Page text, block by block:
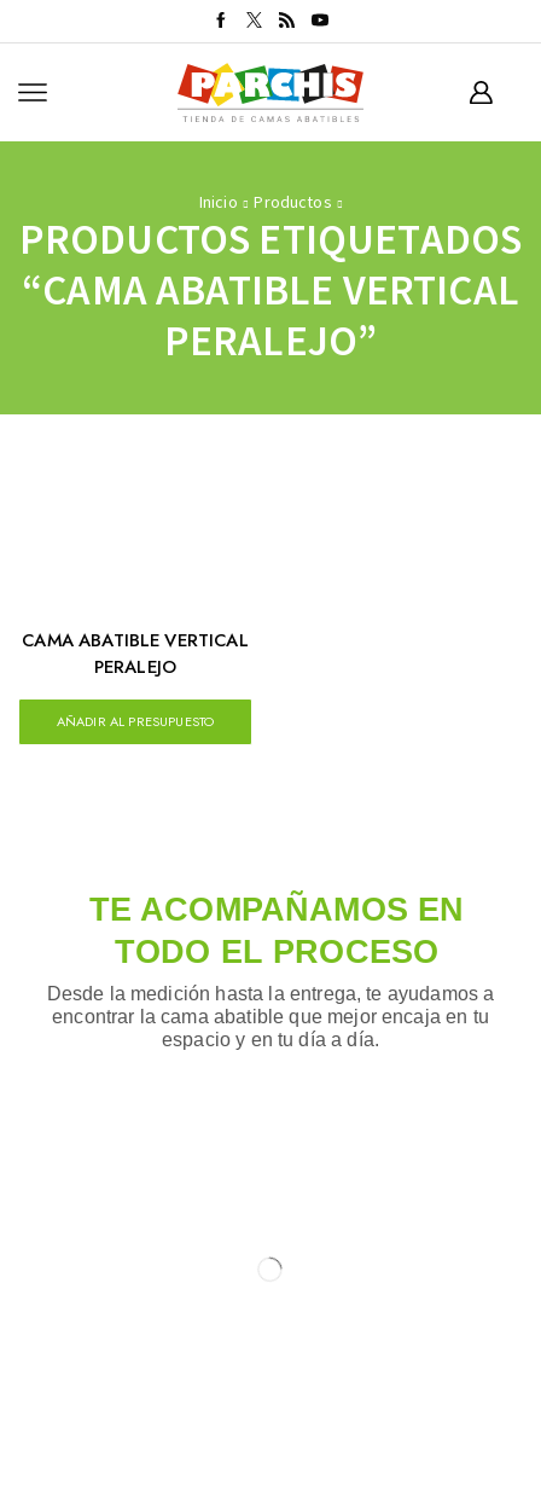
Inicio Productos
PRODUCTOS ETIQUETADOS
“CAMA ABATIBLE VERTICAL
PERALEJO”
CAMA ABATIBLE VERTICAL
PERALEJO
AÑADIR AL PRESUPUESTO
TE ACOMPAÑAMOS EN
TODO EL PROCESO
Desde la medición hasta la entrega, te ayudamos a
encontrar la cama abatible que mejor encaja en tu
espacio y en tu día a día.